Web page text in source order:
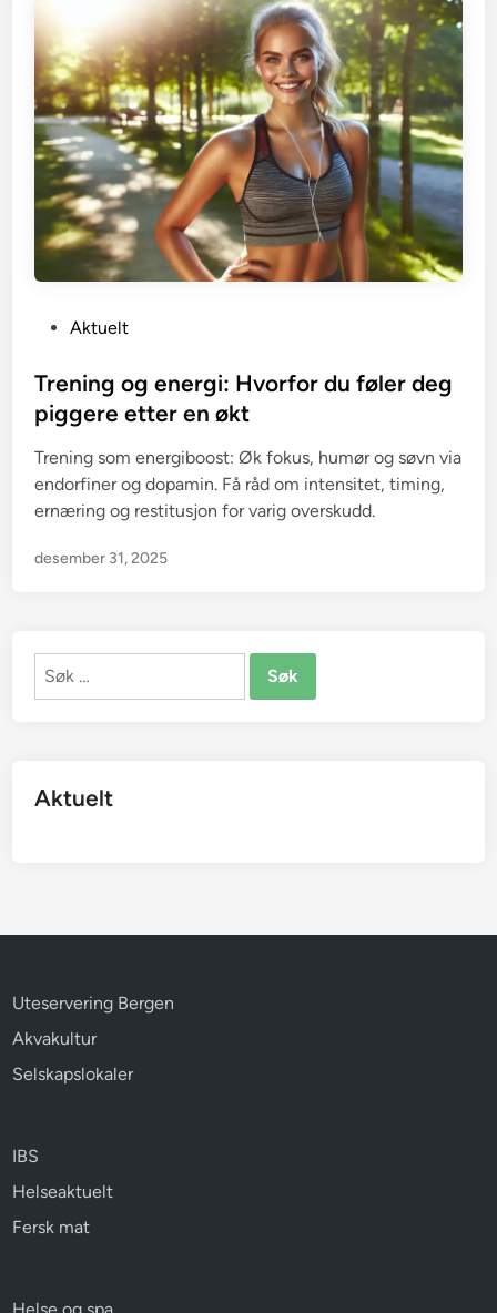
s
t
e
d
i
n
Aktuelt
Trening og energi: Hvorfor du føler deg
piggere etter en økt
Trening som energiboost: Øk fokus, humør og søvn via
endorfiner og dopamin. Få råd om intensitet, timing,
ernæring og restitusjon for varig overskudd.
desember 31, 2025
Søk
Aktuelt
Uteservering Bergen
Akvakultur
Selskapslokaler
IBS
Helseaktuelt
Fersk mat